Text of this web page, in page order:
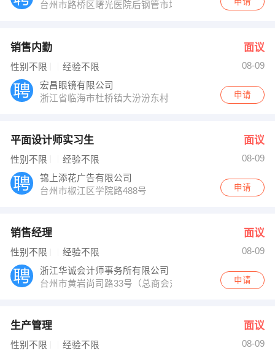
台州市路桥区曙光医院后钢管市场附近
销售内勤 面议
性别不限 经验不限
08-09
宏昌眼镜有限公司
浙江省临海市杜桥镇大汾汾东村
申请
平面设计师实习生 面议
性别不限 经验不限
08-09
锦上添花广告有限公司
台州市椒江区学院路488号
申请
销售经理 面议
性别不限 经验不限
08-09
浙江华诚会计师事务所有限公司
台州市黄岩尚司路33号（总商会对面）
申请
生产管理 面议
性别不限 经验不限
08-09